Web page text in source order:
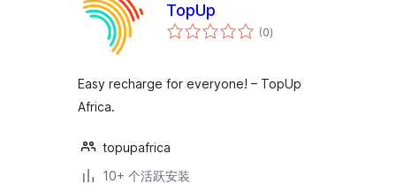
TopUp
(0总
评)
Easy recharge for everyone! – TopUp
Africa.
topupafrica
10+ 个活跃安装